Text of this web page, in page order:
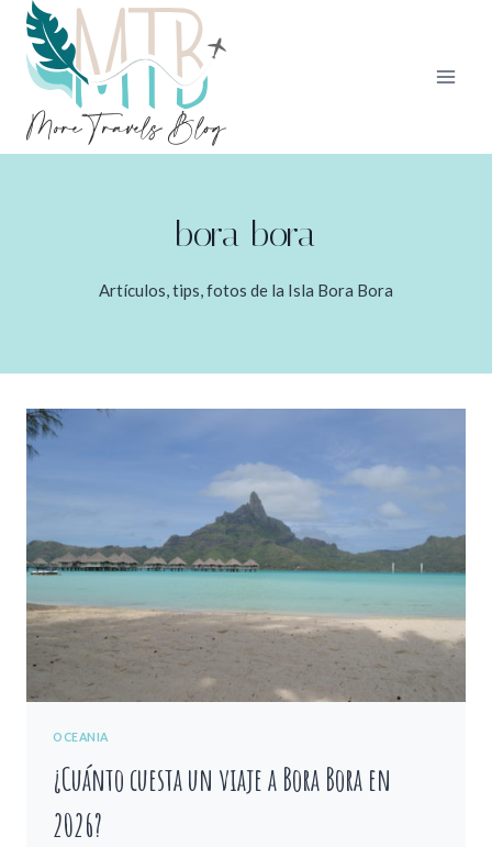
Saltar
contenido
bora bora
Artículos, tips, fotos de la Isla Bora Bora
OCEANIA
¿Cuánto cuesta un viaje a Bora Bora en
2026?